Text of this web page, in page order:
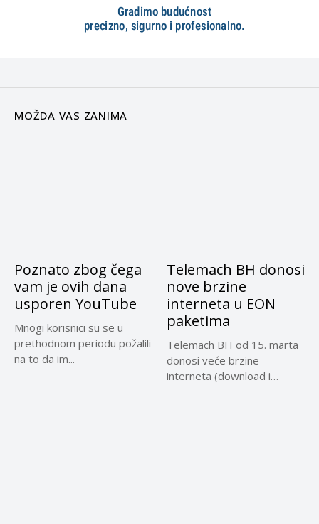
MOŽDA VAS ZANIMA
Poznato zbog čega
vam je ovih dana
usporen YouTube
Mnogi korisnici su se u
prethodnom periodu požalili
na to da im...
Telemach BH donosi
nove brzine
interneta u EON
paketima
Telemach BH od 15. marta
donosi veće brzine
interneta (download i